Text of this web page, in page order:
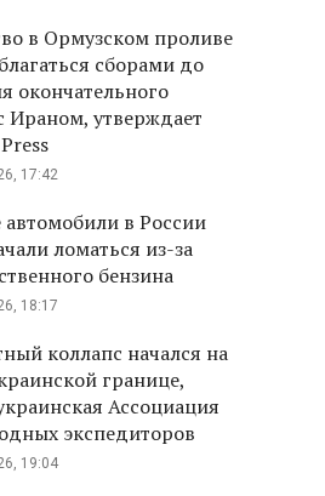
в Ормузском проливе
сборами до
окончательного
Ираном, утверждает
17:42
автомобили в России
ломаться из-за
бензина
18:17
коллапс начался на
границе,
Ассоциация
экспедиторов
19:04